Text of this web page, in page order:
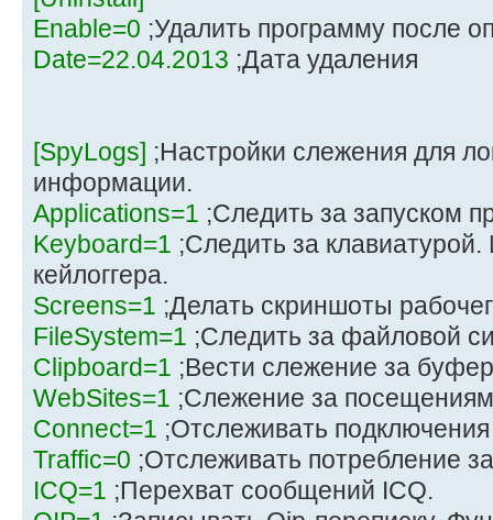
Enable=0 ;Удалить программу после
Date=22.04.2013 ;Дата удаления
[SpyLogs] ;Настройки слежения для
информации.
Applications=1 ;Следить за запуском
Keyboard=1 ;Следить за
кейлоггера.
Screens=1 ;Делать скриншоты
FileSystem=1 ;Следить за файловой
Clipboard=1 ;Вести слежение за
WebSites=1 ;Слежение за
Connect=1 ;Отслеживать подключения
Traffic=0 ;Отслеживать потребление
ICQ=1 ;Перехват сообщений ICQ.